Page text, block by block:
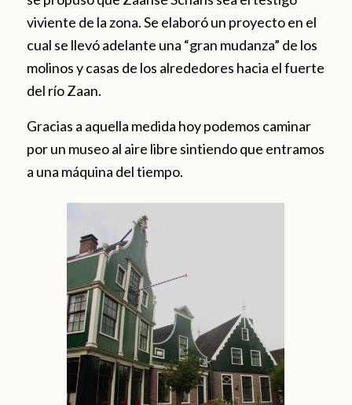
viviente de la zona. Se elaboró un proyecto en el
cual se llevó adelante una “gran mudanza” de los
molinos y casas de los alrededores hacia el fuerte
del río Zaan.
Gracias a aquella medida hoy podemos caminar
por un museo al aire libre sintiendo que entramos
a una máquina del tiempo.